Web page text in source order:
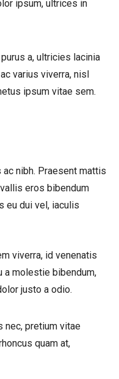
ipsum, ultrices in
a, ultricies lacinia
varius viverra, nisl
ipsum vitae sem.
nibh. Praesent mattis
eros bibendum
eu dui vel, iaculis
viverra, id venenatis
a molestie bibendum,
justo a odio.
nec, pretium vitae
quam at,